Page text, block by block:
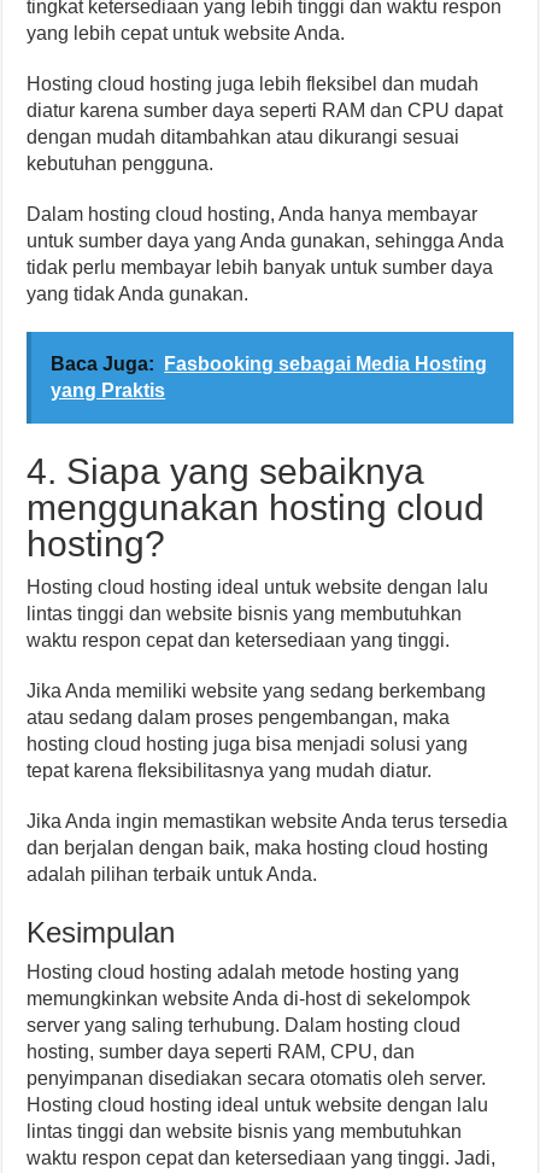
tingkat ketersediaan yang lebih tinggi dan waktu respon
yang lebih cepat untuk website Anda.
Hosting cloud hosting juga lebih fleksibel dan mudah
diatur karena sumber daya seperti RAM dan CPU dapat
dengan mudah ditambahkan atau dikurangi sesuai
kebutuhan pengguna.
Dalam hosting cloud hosting, Anda hanya membayar
untuk sumber daya yang Anda gunakan, sehingga Anda
tidak perlu membayar lebih banyak untuk sumber daya
yang tidak Anda gunakan.
Baca Juga:
Fasbooking sebagai Media Hosting
yang Praktis
4. Siapa yang sebaiknya
menggunakan hosting cloud
hosting?
Hosting cloud hosting ideal untuk website dengan lalu
lintas tinggi dan website bisnis yang membutuhkan
waktu respon cepat dan ketersediaan yang tinggi.
Jika Anda memiliki website yang sedang berkembang
atau sedang dalam proses pengembangan, maka
hosting cloud hosting juga bisa menjadi solusi yang
tepat karena fleksibilitasnya yang mudah diatur.
Jika Anda ingin memastikan website Anda terus tersedia
dan berjalan dengan baik, maka hosting cloud hosting
adalah pilihan terbaik untuk Anda.
Kesimpulan
Hosting cloud hosting adalah metode hosting yang
memungkinkan website Anda di-host di sekelompok
server yang saling terhubung. Dalam hosting cloud
hosting, sumber daya seperti RAM, CPU, dan
penyimpanan disediakan secara otomatis oleh server.
Hosting cloud hosting ideal untuk website dengan lalu
lintas tinggi dan website bisnis yang membutuhkan
waktu respon cepat dan ketersediaan yang tinggi. Jadi,